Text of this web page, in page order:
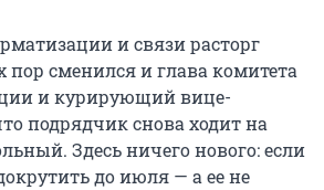
и связи расторг
пор сменился и глава комитета
и курирующий вице-
подрядчик снова ходит на
Здесь ничего нового: если
до июля — а ее не